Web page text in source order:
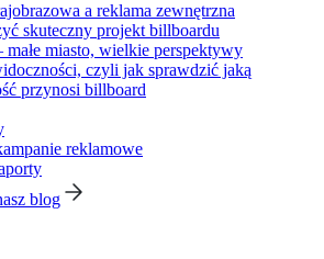
a reklama zewnętrzna
skuteczny projekt billboardu
małe miasto, wielkie perspektywy
czyli jak sprawdzić jaką
przynosi billboard
reklamowe
blog